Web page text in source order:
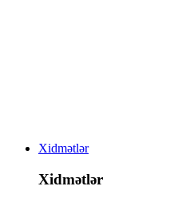
Xidmətlər
Xidmətlər